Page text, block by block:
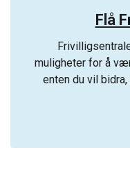
Flå
muligheter for å
enten du vil